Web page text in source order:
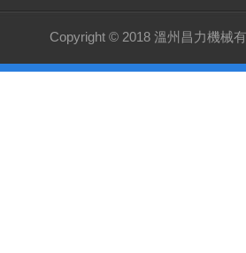
Copyright © 2018 溫州昌力機械